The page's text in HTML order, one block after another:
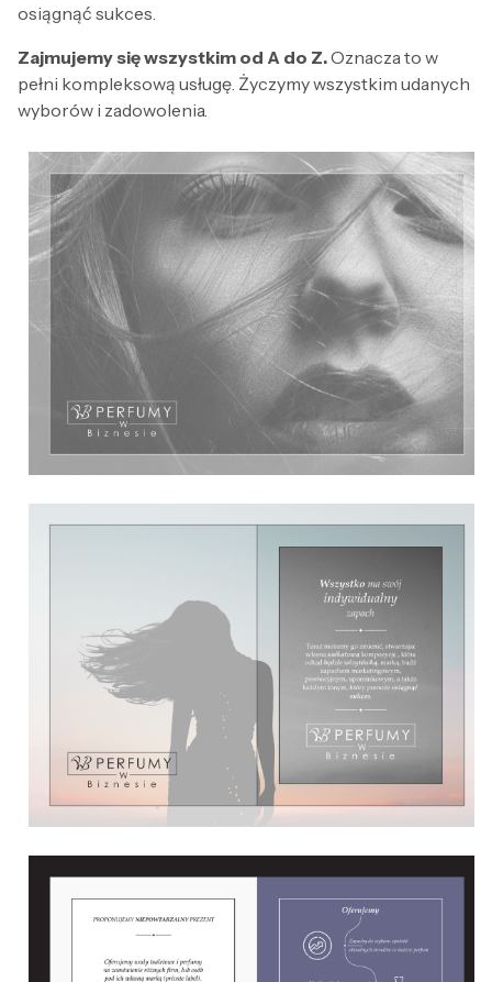
osiągnąć sukces.
Zajmujemy się wszystkim od A do Z.Oznacza to w
pełni kompleksową usługę. Życzymy wszystkim udanych
wyborów i zadowolenia.